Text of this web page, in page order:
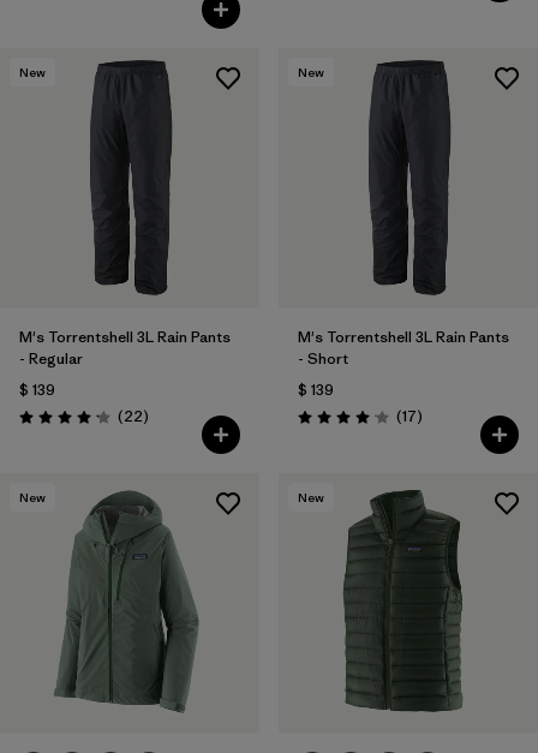
New
M's Torrentshell 3L Rain Pants
- Regular
$ 139
Valoración: 4.2 / 5
(22Comentarios
)
New
M's Torrentshell 3L Rain Pants
- Short
$ 139
Valoración: 4.1 / 5
(17Comentarios
)
New New